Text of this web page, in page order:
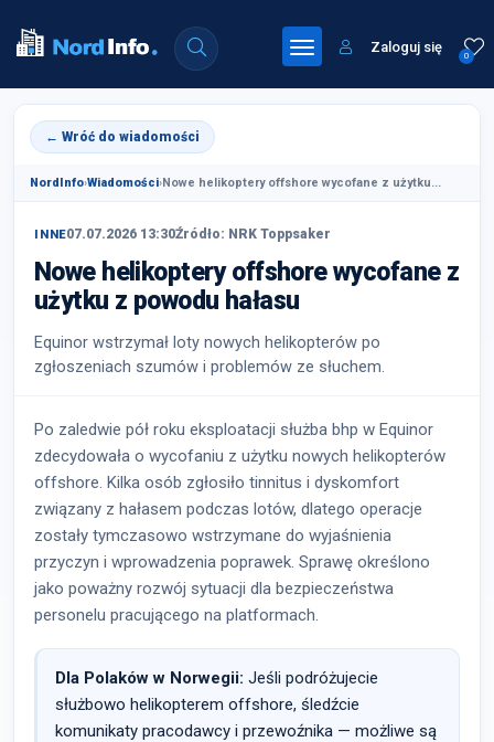
0
Zaloguj się
← Wróć do wiadomości
NordInfo›Wiadomości›Nowe helikoptery offshore wycofane z użytku...
INNE07.07.2026 13:30Źródło: NRK Toppsaker
Nowe helikoptery offshore wycofane z
użytku z powodu hałasu
Equinor wstrzymał loty nowych helikopterów po
zgłoszeniach szumów i problemów ze słuchem.
Po zaledwie pół roku eksploatacji służba bhp w Equinor
zdecydowała o wycofaniu z użytku nowych helikopterów
offshore. Kilka osób zgłosiło tinnitus i dyskomfort
związany z hałasem podczas lotów, dlatego operacje
zostały tymczasowo wstrzymane do wyjaśnienia
przyczyn i wprowadzenia poprawek. Sprawę określono
jako poważny rozwój sytuacji dla bezpieczeństwa
personelu pracującego na platformach.
Dla Polaków w Norwegii: Jeśli podróżujecie
służbowo helikopterem offshore, śledźcie
komunikaty pracodawcy i przewoźnika — możliwe są